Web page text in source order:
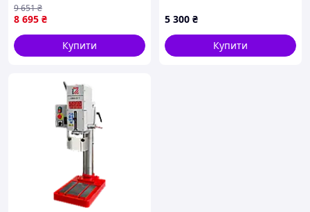
швидкостей
8 695 ₴
9 651₴
Купити
5 300 ₴
Купити